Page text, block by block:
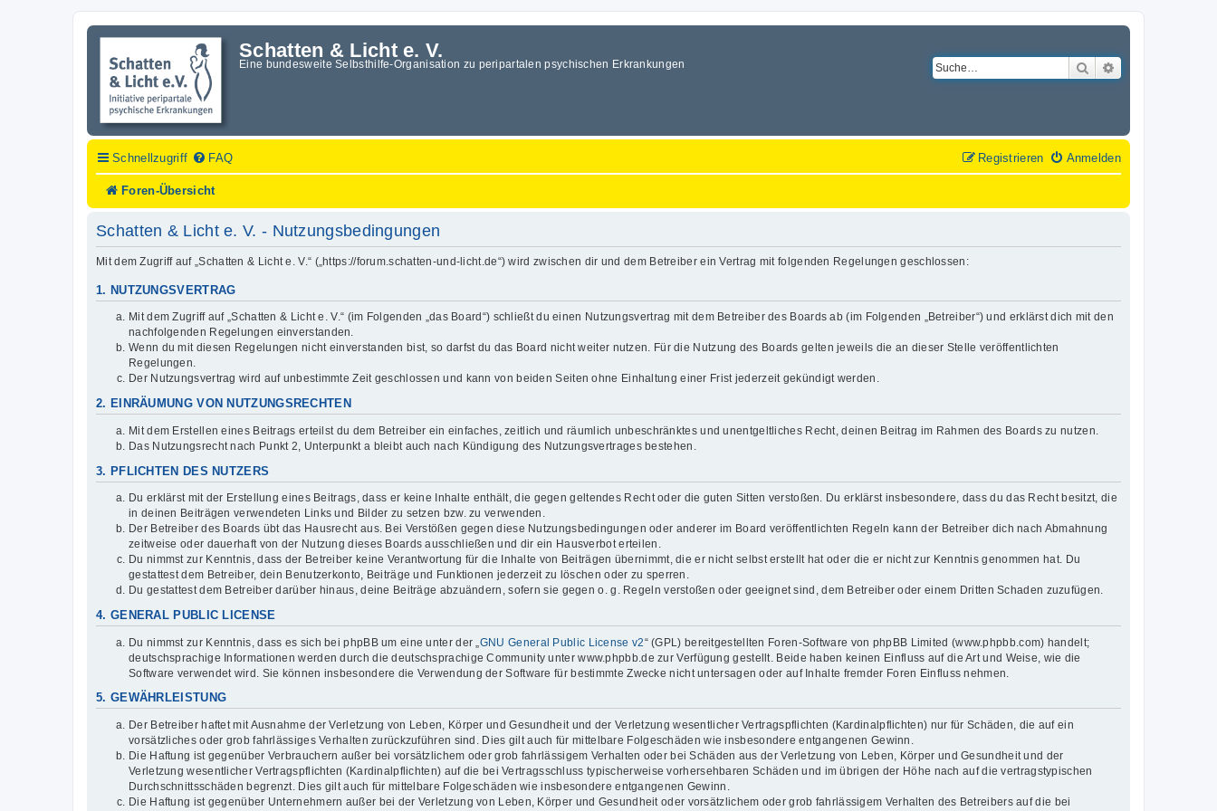
Schatten & Licht e. V.
Eine bundesweite Selbsthilfe-Organisation zu peripartalen psychischen Erkrankungen Suche
Schnellzugriff FAQ Anmelden
Registrieren
Foren-Übersicht
Schatten & Licht e. V. - Nutzungsbedingungen
Mit dem Zugriff auf „Schatten & Licht e. V.“ („https://forum.schatten-und-licht.de“) wird zwischen dir und dem Betreiber ein Vertrag mit folgenden Regelungen geschlossen:
1. NUTZUNGSVERTRAG
Mit dem Zugriff auf „Schatten & Licht e. V.“ (im Folgenden „das Board“) schließt du einen Nutzungsvertrag mit dem Betreiber des Boards ab (im Folgenden „Betreiber“) und erklärst dich mit den
nachfolgenden Regelungen einverstanden.
Wenn du mit diesen Regelungen nicht einverstanden bist, so darfst du das Board nicht weiter nutzen. Für die Nutzung des Boards gelten jeweils die an dieser Stelle veröffentlichten
Regelungen.
Der Nutzungsvertrag wird auf unbestimmte Zeit geschlossen und kann von beiden Seiten ohne Einhaltung einer Frist jederzeit gekündigt werden.
2. EINRÄUMUNG VON NUTZUNGSRECHTEN
Mit dem Erstellen eines Beitrags erteilst du dem Betreiber ein einfaches, zeitlich und räumlich unbeschränktes und unentgeltliches Recht, deinen Beitrag im Rahmen des Boards zu nutzen.
Das Nutzungsrecht nach Punkt 2, Unterpunkt a bleibt auch nach Kündigung des Nutzungsvertrages bestehen.
3. PFLICHTEN DES NUTZERS
Du erklärst mit der Erstellung eines Beitrags, dass er keine Inhalte enthält, die gegen geltendes Recht oder die guten Sitten verstoßen. Du erklärst insbesondere, dass du das Recht besitzt, die
in deinen Beiträgen verwendeten Links und Bilder zu setzen bzw. zu verwenden.
Der Betreiber des Boards übt das Hausrecht aus. Bei Verstößen gegen diese Nutzungsbedingungen oder anderer im Board veröffentlichten Regeln kann der Betreiber dich nach Abmahnung
zeitweise oder dauerhaft von der Nutzung dieses Boards ausschließen und dir ein Hausverbot erteilen.
Du nimmst zur Kenntnis, dass der Betreiber keine Verantwortung für die Inhalte von Beiträgen übernimmt, die er nicht selbst erstellt hat oder die er nicht zur Kenntnis genommen hat. Du
gestattest dem Betreiber, dein Benutzerkonto, Beiträge und Funktionen jederzeit zu löschen oder zu sperren.
Du gestattest dem Betreiber darüber hinaus, deine Beiträge abzuändern, sofern sie gegen o. g. Regeln verstoßen oder geeignet sind, dem Betreiber oder einem Dritten Schaden zuzufügen.
4. GENERAL PUBLIC LICENSE
Du nimmst zur Kenntnis, dass es sich bei phpBB um eine unter der „ GNU General Public License v2“ (GPL) bereitgestellten Foren-Software von phpBB Limited (www.phpbb.com) handelt;
deutschsprachige Informationen werden durch die deutschsprachige Community unter www.phpbb.de zur Verfügung gestellt. Beide haben keinen Einfluss auf die Art und Weise, wie die
Software verwendet wird. Sie können insbesondere die Verwendung der Software für bestimmte Zwecke nicht untersagen oder auf Inhalte fremder Foren Einfluss nehmen.
5. GEWÄHRLEISTUNG
Der Betreiber haftet mit Ausnahme der Verletzung von Leben, Körper und Gesundheit und der Verletzung wesentlicher Vertragspflichten (Kardinalpflichten) nur für Schäden, die auf ein
vorsätzliches oder grob fahrlässiges Verhalten zurückzuführen sind. Dies gilt auch für mittelbare Folgeschäden wie insbesondere entgangenen Gewinn.
Die Haftung ist gegenüber Verbrauchern außer bei vorsätzlichem oder grob fahrlässigem Verhalten oder bei Schäden aus der Verletzung von Leben, Körper und Gesundheit und der
Verletzung wesentlicher Vertragspflichten (Kardinalpflichten) auf die bei Vertragsschluss typischerweise vorhersehbaren Schäden und im übrigen der Höhe nach auf die vertragstypischen
Durchschnittsschäden begrenzt. Dies gilt auch für mittelbare Folgeschäden wie insbesondere entgangenen Gewinn.
Die Haftung ist gegenüber Unternehmern außer bei der Verletzung von Leben, Körper und Gesundheit oder vorsätzlichem oder grob fahrlässigem Verhalten des Betreibers auf die bei